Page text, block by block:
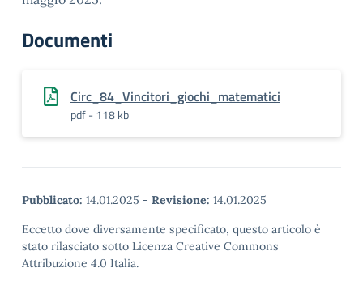
Documenti
Circ_84_Vincitori_giochi_matematici
pdf - 118 kb
Pubblicato: 14.01.2025 - Revisione: 14.01.2025
Eccetto dove diversamente specificato, questo articolo è
stato rilasciato sotto Licenza Creative Commons
Attribuzione 4.0 Italia.